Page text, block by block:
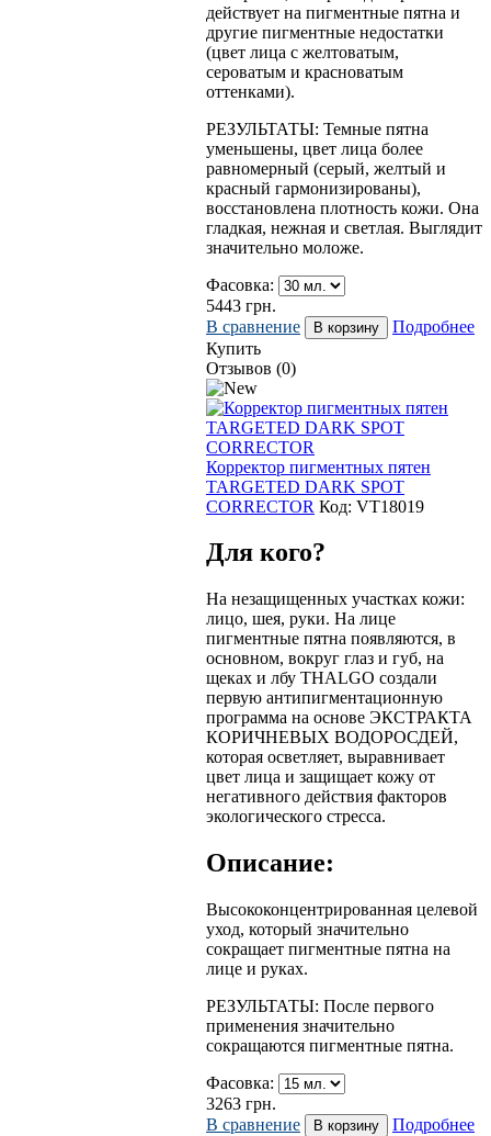
действует на пигментные пятна и
другие пигментные недостатки
(цвет лица с желтоватым,
сероватым и красноватым
оттенками).
РЕЗУЛЬТАТЫ: Темные пятна
уменьшены, цвет лица более
равномерный (серый, желтый и
красный гармонизированы),
восстановлена плотность кожи. Она
гладкая, нежная и светлая. Выглядит
значительно моложе.
Фасовка:
5443 грн.
В сравнение
Подробнее
Купить
Отзывов (0)
Корректор пигментных пятен
TARGETED DARK SPOT
CORRECTOR Код: VT18019
Для кого?
На незащищенных участках кожи:
лицо, шея, руки. На лице
пигментные пятна появляются, в
основном, вокруг глаз и губ, на
щеках и лбу THALGO создали
первую антипигментационную
программа на основе ЭКСТРАКТА
КОРИЧНЕВЫХ ВОДОРОСДЕЙ,
которая осветляет, выравнивает
цвет лица и защищает кожу от
негативного действия факторов
экологического стресса.
Описание:
Высококонцентрированная целевой
уход, который значительно
сокращает пигментные пятна на
лице и руках.
РЕЗУЛЬТАТЫ: После первого
применения значительно
сокращаются пигментные пятна.
Фасовка:
3263 грн.
В сравнение
Подробнее